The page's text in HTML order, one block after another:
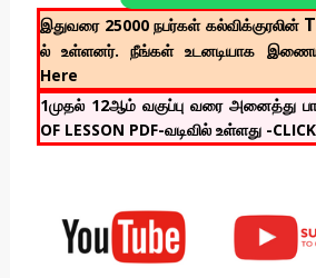
இதுவரை 25000 நபர்கள் கல்விக்குரலின்
ல் உள்ளனர். நீங்கள் உடனடியாக
Here
1முதல் 12ஆம் வகுப்பு வரை அனைத்து
OF LESSON PDF-வடிவில் உள்ளது -